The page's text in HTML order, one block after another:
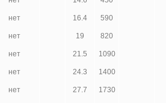
нет 16.4 590
нет 19 820
нет 21.5 1090
нет 24.3 1400
нет 27.7 1730